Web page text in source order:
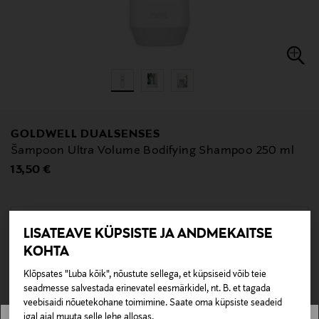
LISATEAVE KÜPSISTE JA ANDMEKAITSE
KOHTA
Klõpsates "Luba kõik", nõustute sellega, et küpsiseid võib teie
seadmesse salvestada erinevatel eesmärkidel, nt. B. et tagada
veebisaidi nõuetekohane toimimine. Saate oma küpsiste seadeid
GOLDWELL DUALSENSES
Šampoon Ultra Volume Bodifying Shampoo 250 ml
Original Price
13,50 €
Pole saadaval kaubamajas ja veebipoes.
LÄBIMÜÜDUD
null
null